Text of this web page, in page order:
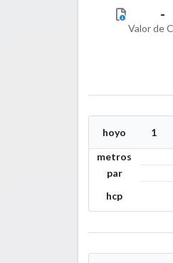
-
Valor de
hoyo 1
metros
par
hcp